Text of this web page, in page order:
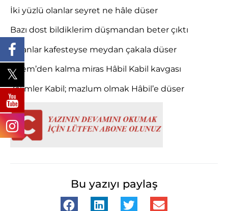
İki yüzlü olanlar seyret ne hâle düser
Bazı dost bildiklerim düşmandan beter çıktı
Aslanlar kafesteyse meydan çakala düser
Âdem’den kalma miras Hâbil Kabil kavgası
Zalimler Kabil; mazlum olmak Hâbil’e düser
Bu yazıyı paylaş